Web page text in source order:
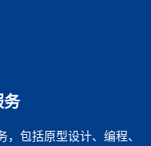
务
包括原型设计、编程、